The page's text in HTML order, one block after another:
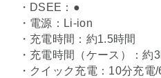
・DSEE：●
・電源：Li-ion
・充電時間：約1.5時間
・充電時間（ケース）：約
・クイック充電：10分充